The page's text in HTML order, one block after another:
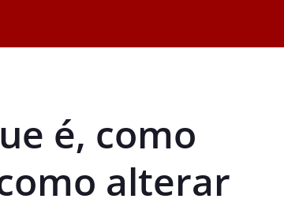
é, como
alterar